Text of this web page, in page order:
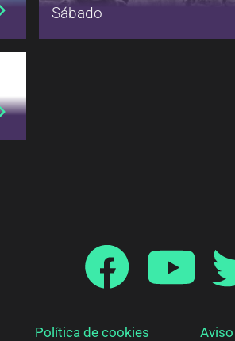
Sábado
Política de cookies Aviso